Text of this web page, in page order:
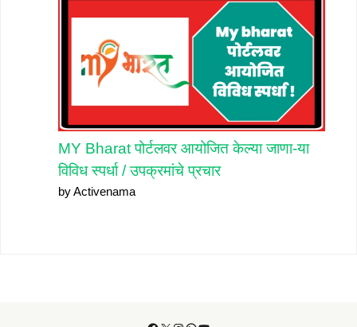
MY Bharat पोर्टलवर आयोजित केल्या जाणा-या
विविध स्पर्धा / उपक्रमांचे प्रचार
by Activenama